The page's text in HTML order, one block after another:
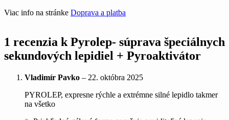
Viac info na stránke Doprava a platba
1 recenzia kPyrolep- súprava špeciálnych
sekundových lepidiel + Pyroaktivátor
Vladimír Pavko – 22. októbra 2025
PYROLEP, expresne rýchle a extrémne silné lepidlo takmer
na všetko